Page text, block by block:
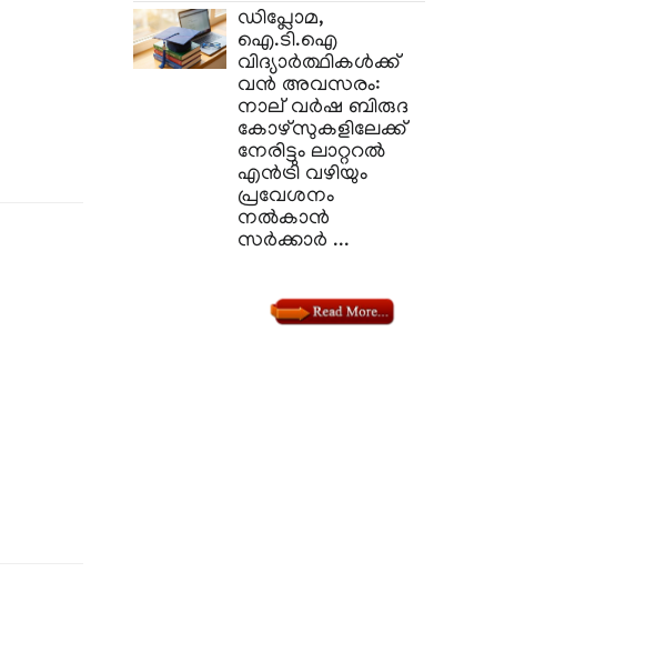
​ഡിപ്ലോമ,
ഐ.ടി.ഐ
വിദ്യാർത്ഥികൾക്ക്
വൻ അവസരം:
നാല് വർഷ ബിരുദ
കോഴ്‌സുകളിലേക്ക്
നേരിട്ടും ലാറ്ററൽ
എൻട്രി വഴിയും
പ്രവേശനം
നൽകാൻ
സർക്കാർ ...